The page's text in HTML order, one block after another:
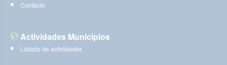
Contacto
Actividades Municipios
Listado de actividades